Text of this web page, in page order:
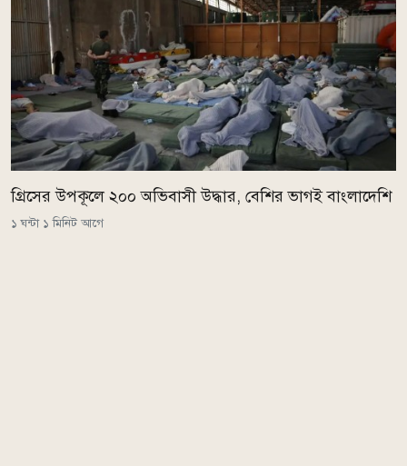
গ্রিসের উপকূলে ২০০ অভিবাসী উদ্ধার, বেশির ভাগই বাংলাদেশি
১ ঘন্টা ১ মিনিট আগে